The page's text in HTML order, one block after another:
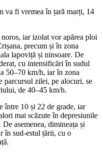
va fi vremea în țară marți, 14
iar izolat vor apărea ploi
precum și în zona
lapoviță și ninsoare. De
cu intensificări în sudul
50–70 km/h, iar în zona
parcursul zilei, pe alocuri, se
de 40–45 km/h.
între 10 și 22 de grade, iar
mai scăzute în depresiunile
asemenea, dimineața și
în sud-estul țării, cu o